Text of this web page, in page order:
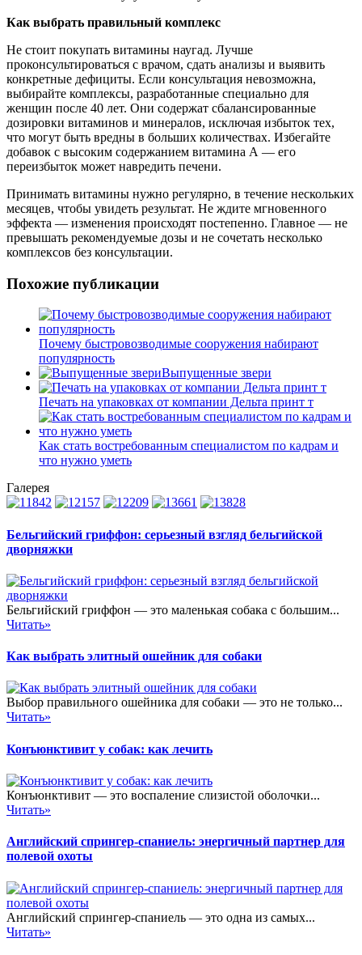
Как выбрать правильный комплекс
Не стоит покупать витамины наугад. Лучше
проконсультироваться с врачом, сдать анализы и выявить
конкретные дефициты. Если консультация невозможна,
выбирайте комплексы, разработанные специально для
женщин после 40 лет. Они содержат сбалансированные
дозировки витаминов и минералов, исключая избыток тех,
что могут быть вредны в больших количествах. Избегайте
добавок с высоким содержанием витамина А — его
переизбыток может навредить печени.
Принимать витамины нужно регулярно, в течение нескольких
месяцев, чтобы увидеть результат. Не ждите мгновенного
эффекта — изменения происходят постепенно. Главное — не
превышать рекомендуемые дозы и не сочетать несколько
комплексов без консультации.
Похожие публикации
Почему быстровозводимые сооружения набирают
популярность
Выпущенные звери
Печать на упаковках от компании Дельта принт т
Как стать востребованным специалистом по кадрам и
что нужно уметь
Галерея
Бельгийский гриффон: серьезный взгляд бельгийской
дворняжки
Бельгийский гриффон — это маленькая собака с большим...
Читать»
Как выбрать элитный ошейник для собаки
Выбор правильного ошейника для собаки — это не только...
Читать»
Конъюнктивит у собак: как лечить
Конъюнктивит — это воспаление слизистой оболочки...
Читать»
Английский спрингер-спаниель: энергичный партнер для
полевой охоты
Английский спрингер-спаниель — это одна из самых...
Читать»